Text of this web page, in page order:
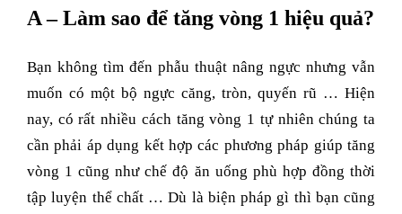
A – Làm sao để tăng vòng 1 hiệu quả?
Bạn không tìm đến phẫu thuật nâng ngực nhưng vẫn
muốn có một bộ ngực căng, tròn, quyến rũ … Hiện
nay, có rất nhiều cách tăng vòng 1 tự nhiên chúng ta
cần phải áp dụng kết hợp các phương pháp giúp tăng
vòng 1 cũng như chế độ ăn uống phù hợp đồng thời
tập luyện thể chất … Dù là biện pháp gì thì bạn cũng